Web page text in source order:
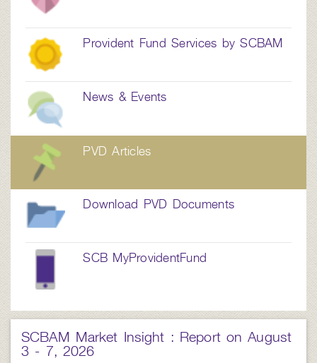
Provident Fund Services by SCBAM
News & Events
PVD Articles
Download PVD Documents
SCB MyProvidentFund
SCBAM Market Insight : Report on August
3 - 7, 2026